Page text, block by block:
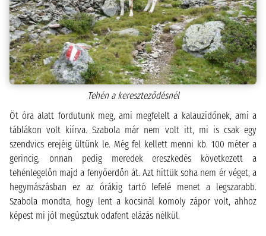
Tehén a kereszteződésnél
Öt óra alatt fordutunk meg, ami megfelelt a kalauzidőnek, ami a
táblákon volt kiírva. Szabola már nem volt itt, mi is csak egy
szendvics erejéig ültünk le. Még fel kellett menni kb. 100 méter a
gerincig, onnan pedig meredek ereszkedés következett a
tehénlegelőn majd a fenyőerdőn át. Azt hittük soha nem ér véget, a
hegymászásban ez az órákig tartó lefelé menet a legszarabb.
Szabola mondta, hogy lent a kocsinál komoly zápor volt, ahhoz
képest mi jól megúsztuk odafent elázás nélkül.